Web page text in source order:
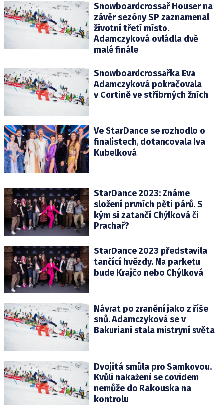
Snowboardcrossař Houser na
závěr sezóny SP zaznamenal
životní třetí místo.
Adamczyková ovládla dvě
malé finále
Snowboardcrossařka Eva
Adamczyková pokračovala
v Cortině ve stříbrných žních
Ve StarDance se rozhodlo o
finalistech, dotancovala Iva
Kubelková
StarDance 2023: Známe
složení prvních pěti párů. S
kým si zatančí Chýlková či
Prachař?
StarDance 2023 představila
tančící hvězdy. Na parketu
bude Krajčo nebo Chýlková
Návrat po zranění jako z říše
snů. Adamczyková se v
Bakuriani stala mistryní světa
Dvojitá smůla pro Samkovou.
Kvůli nakažení se covidem
nemůže do Rakouska na
kontrolu